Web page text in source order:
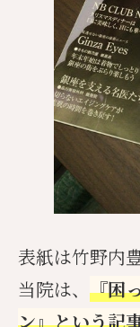
表紙は竹野内
当院は、 『困
ン』という記